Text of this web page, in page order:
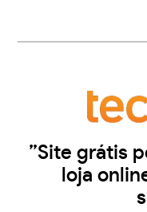
”Site grátis
loja